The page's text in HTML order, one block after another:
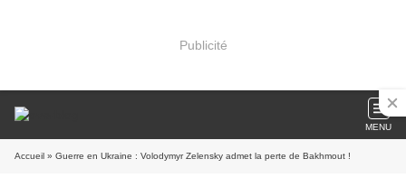
Publicité
MENU
Accueil » Guerre en Ukraine : Volodymyr Zelensky admet la perte de Bakhmout !